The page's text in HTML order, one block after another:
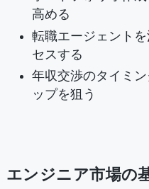
高める
転職エージェント
セスする
年収交渉のタイミ
ップを狙う
エンジニア市場の